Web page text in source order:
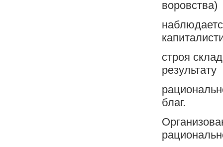
воровства)
строя
результату
благ.